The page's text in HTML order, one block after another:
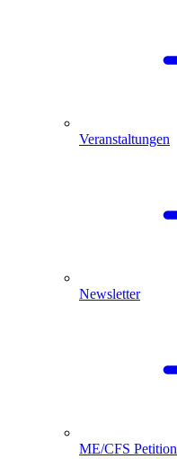
Veranstaltungen
Newsletter
ME/CFS Petition